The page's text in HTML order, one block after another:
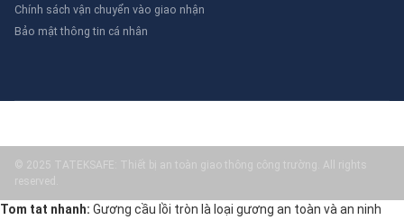
Chính sách vận chuyển vào giao nhận
Bảo mật thông tin cá nhân
© 2025 TATEKSAFE: Thiết bị an toàn giao thông công trường. All rights
reserved.
Tom tat nhanh: Gương cầu lồi tròn là loại gương an toàn và an ninh